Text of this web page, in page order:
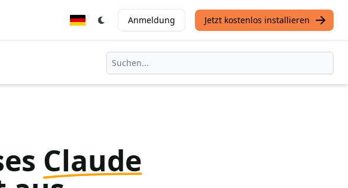
Anmeldung Jetzt kostenlos installieren
Claude